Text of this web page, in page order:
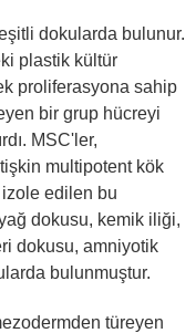
dokularda bulunur.
plastik kültür
proliferasyona sahip
bir grup hücreyi
MSC'ler,
multipotent kök
edilen bu
dokusu, kemik iliği,
dokusu, amniyotik
bulunmuştur.
türeyen